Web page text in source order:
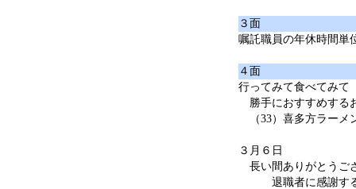
３面
嘱託職員の年休時間単
４面
行ってみて食べてみて
勝手におすすめする
（33）喜多方ラーメ
３月６日
長い間ありがとうご
退職者に感謝する